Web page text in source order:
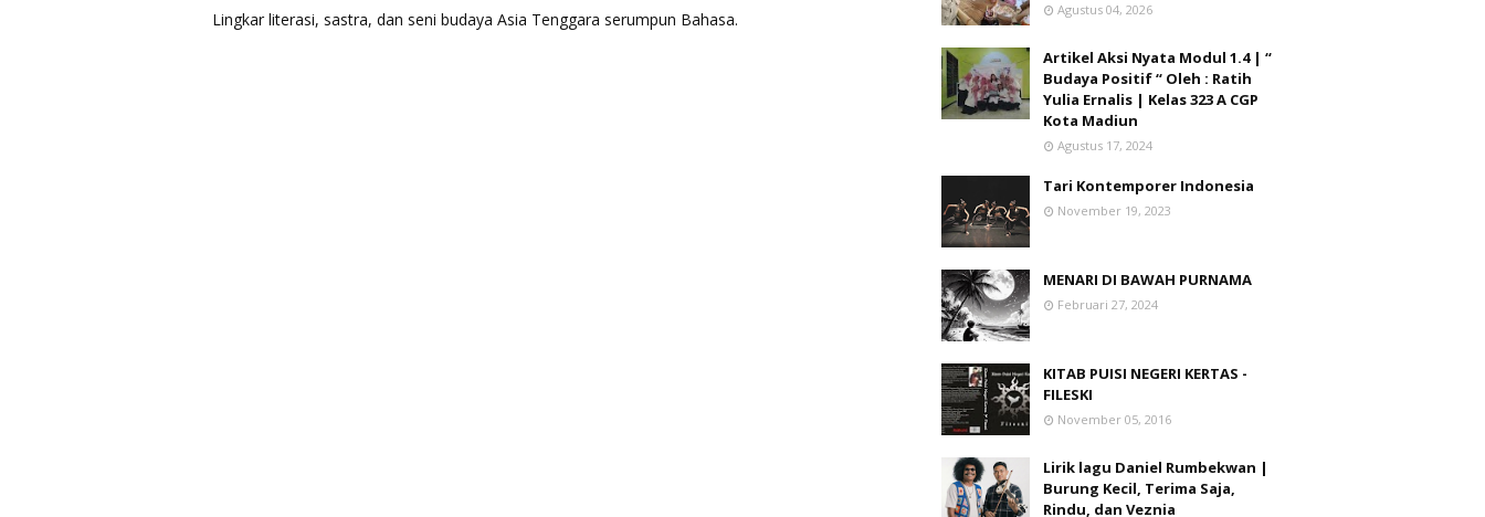
Lingkar literasi, sastra, dan seni budaya Asia Tenggara serumpun Bahasa. Agustus 04, 2026
Artikel Aksi Nyata Modul 1.4 | “
Budaya Positif “ Oleh : Ratih
Yulia Ernalis | Kelas 323 A CGP
Kota Madiun
Agustus 17, 2024
Tari Kontemporer Indonesia
November 19, 2023
MENARI DI BAWAH PURNAMA
Februari 27, 2024
KITAB PUISI NEGERI KERTAS -
FILESKI
November 05, 2016
Lirik lagu Daniel Rumbekwan |
Burung Kecil, Terima Saja,
Rindu, dan Veznia